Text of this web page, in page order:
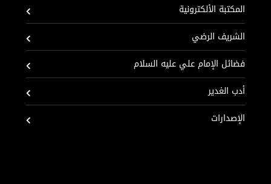
المكتبة الألكترونية
الشريف الرضي
فضائل الإمام علي عليه السلام
أدب الغدير
الإصدارات